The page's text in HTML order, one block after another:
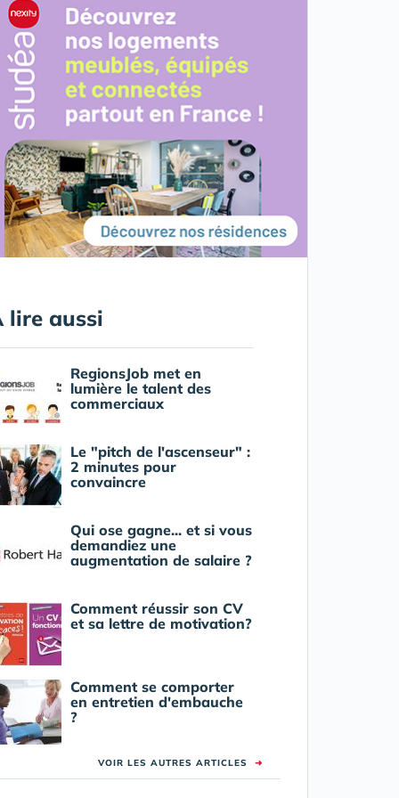
lire aussi
RegionsJob met en
lumière le talent des
commerciaux
Le "pitch de l'ascenseur" :
2 minutes pour
convaincre
Qui ose gagne... et si vous
demandiez une
augmentation de salaire ?
Comment réussir son CV
et sa lettre de motivation?
Comment se comporter
en entretien d'embauche
?
VOIR LES AUTRES ARTICLES ➜